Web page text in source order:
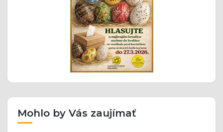
Mohlo by Vás zaujímať